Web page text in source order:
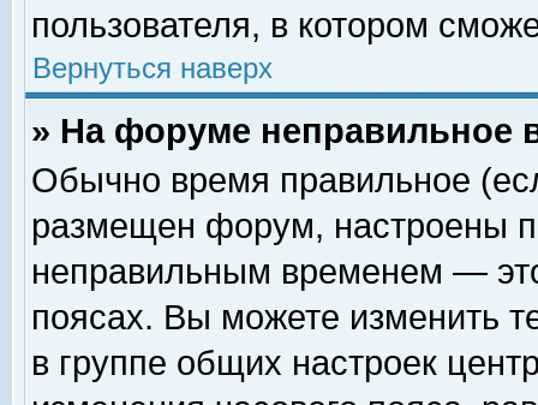
пользователя, в котором
Вернуться наверх
» На форуме неправильное
Обычно время правильное
размещен форум, настроены
неправильным временем —
поясах. Вы можете изменить
в группе общих настроек